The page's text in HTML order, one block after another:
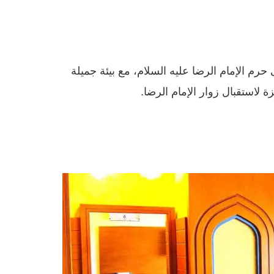
الرضا عليه السلام، مع بيئة جميلة
لاستقبال زوار الإمام الرضا.